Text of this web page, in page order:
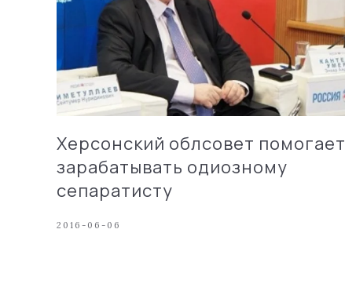
Херсонский облсовет помогает
зарабатывать одиозному
сепаратисту
2016-06-06